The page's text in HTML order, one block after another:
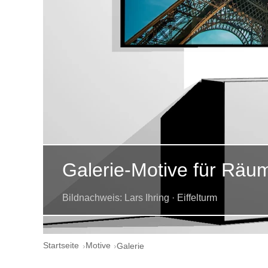
Galerie-Motive für
Bildnachweis: Lars Ihring · Eiffelturm
Startseite Motive Galerie